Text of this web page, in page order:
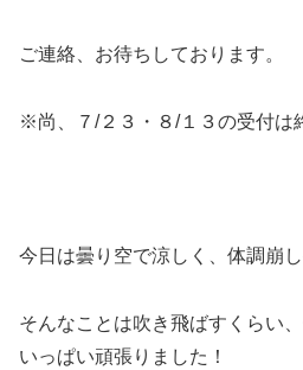
ご連絡、お待ちしております。
※尚、７/２３・８/１３の受付は
今日は曇り空で涼しく、体調崩
そんなことは吹き飛ばすくらい
いっぱい頑張りました！